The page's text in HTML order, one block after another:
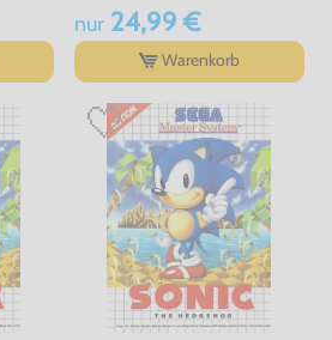
nur24,99 €
Warenkorb